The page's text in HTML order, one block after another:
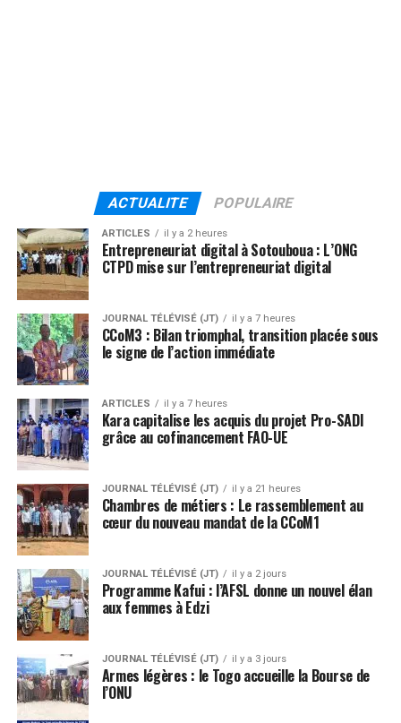
ACTUALITE POPULAIRE
ARTICLES il y a 2 heures
Entrepreneuriat digital à Sotouboua : L’ONG
CTPD mise sur l’entrepreneuriat digital
JOURNAL TÉLÉVISÉ (JT) il y a 7 heures
CCoM3 : Bilan triomphal, transition placée sous
le signe de l’action immédiate
ARTICLES il y a 7 heures
Kara capitalise les acquis du projet Pro-SADI
grâce au cofinancement FAO-UE
JOURNAL TÉLÉVISÉ (JT) il y a 21 heures
Chambres de métiers : Le rassemblement au
cœur du nouveau mandat de la CCoM1
JOURNAL TÉLÉVISÉ (JT) il y a 2 jours
Programme Kafui : l’AFSL donne un nouvel élan
aux femmes à Edzi
JOURNAL TÉLÉVISÉ (JT) il y a 3 jours
Armes légères : le Togo accueille la Bourse de
l’ONU